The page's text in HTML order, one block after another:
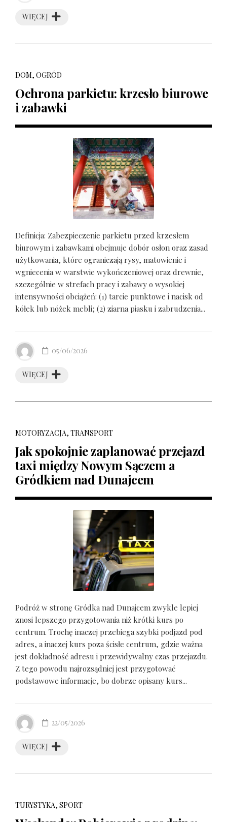
WIĘCEJ
DOM, OGRÓD
Ochrona parkietu: krzesło biurowe
i zabawki
Definicja: Zabezpieczenie parkietu przed krzesłem
biurowym i zabawkami obejmuje dobór osłon oraz zasad
użytkowania, które ograniczają rysy, matowienie i
wgniecenia w warstwie wykończeniowej oraz drewnie,
szczególnie w strefach pracy i zabawy o wysokiej
intensywności obciążeń: (1) tarcie punktowe i nacisk od
kółek lub nóżek mebli; (2) ziarna piasku i zabrudzenia...
WIĘCEJ
05/06/2026
MOTORYZACJA, TRANSPORT
Jak spokojnie zaplanować przejazd
taxi między Nowym Sączem a
Gródkiem nad Dunajcem
Podróż w stronę Gródka nad Dunajcem zwykle lepiej
znosi lepszego przygotowania niż krótki kurs po
centrum. Trochę inaczej przebiega szybki podjazd pod
adres, a inaczej kurs poza ścisłe centrum, gdzie ważna
jest dokładność adresu i przewidywalny czas przejazdu.
Z tego powodu najrozsądniej jest przygotować
podstawowe informacje, bo dobrze opisany kurs...
WIĘCEJ
22/05/2026
TURYSTYKA, SPORT